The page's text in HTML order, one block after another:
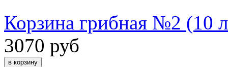
Корзина грибная №2 (10
3070 руб